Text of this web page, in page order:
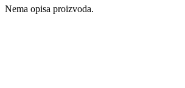
Nema opisa proizvoda.